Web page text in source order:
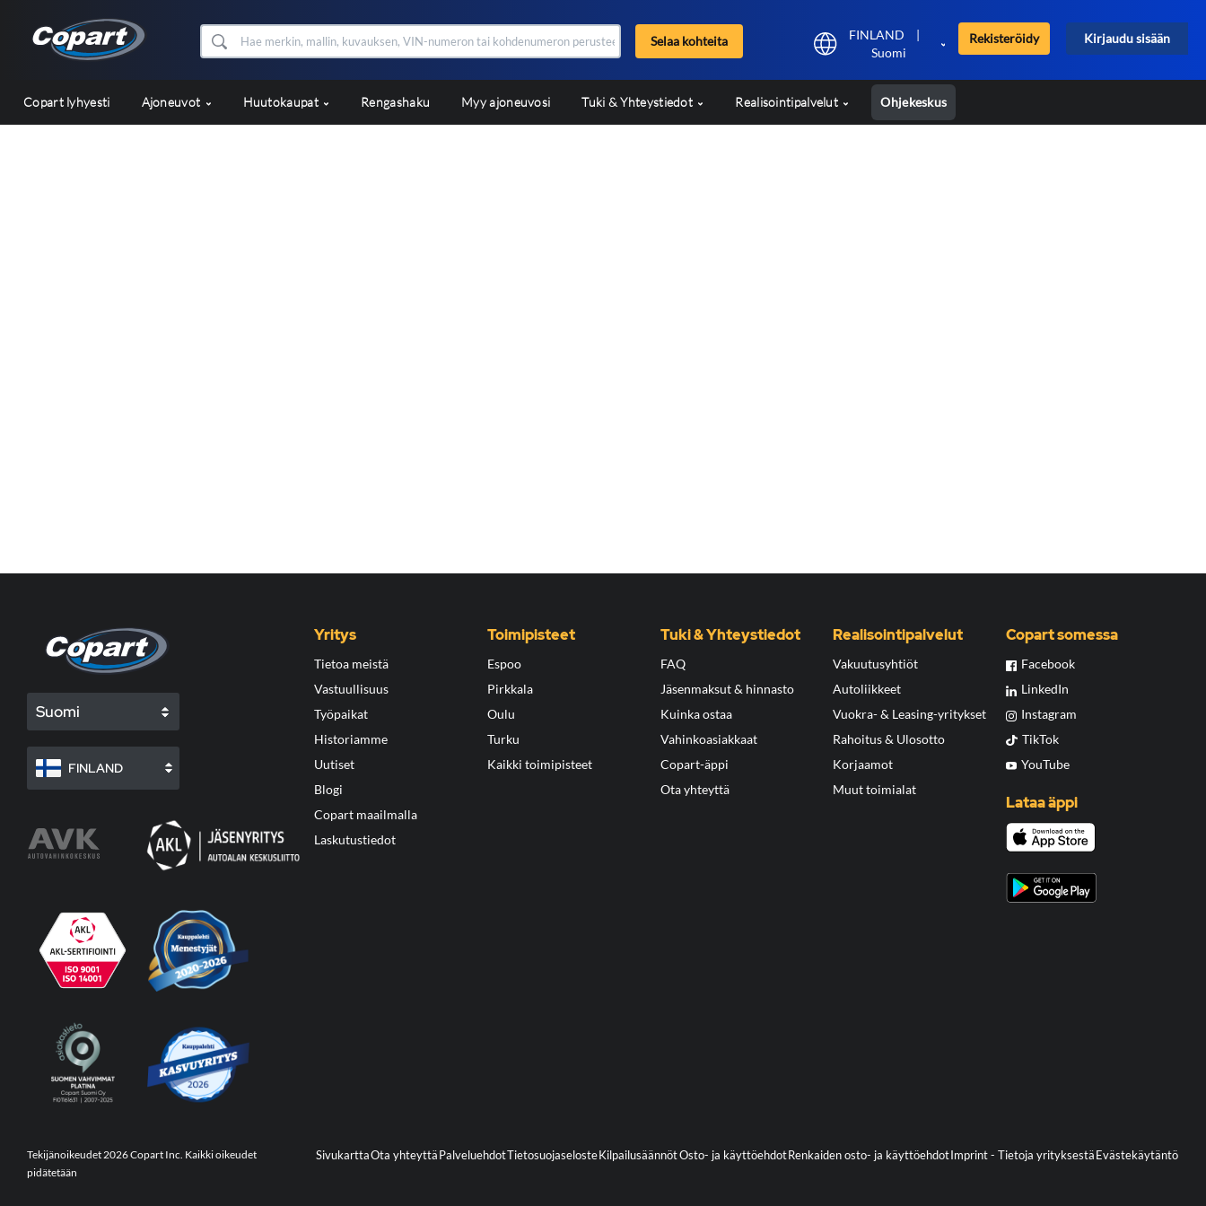
Selaa kohteita FINLAND
|
Suomi
Rekisteröidy Kirjaudu sisään
Copart lyhyesti Ajoneuvot Huutokaupat Rengashaku Myy ajoneuvosi Tuki & Yhteystiedot Realisointipalvelut Ohjekeskus
Suomi
FINLAND
Yritys
Tietoa meistä
Vastuullisuus
Työpaikat
Historiamme
Uutiset
Blogi
Copart maailmalla
Laskutustiedot
Toimipisteet
Espoo
Pirkkala
Oulu
Turku
Kaikki toimipisteet
Tuki & Yhteystiedot
FAQ
Jäsenmaksut & hinnasto
Kuinka ostaa
Vahinkoasiakkaat
Copart-äppi
Ota yhteyttä
Realisointipalvelut
Vakuutusyhtiöt
Autoliikkeet
Vuokra- & Leasing-yritykset
Rahoitus & Ulosotto
Korjaamot
Muut toimialat
Copart somessa
Facebook
LinkedIn
Instagram
TikTok
YouTube
Lataa äppi
Tekijänoikeudet 2026 Copart Inc. Kaikki oikeudet
pidätetään
SivukarttaOta yhteyttäPalveluehdotTietosuojaselosteKilpailusäännötOsto- ja käyttöehdotRenkaiden osto- ja käyttöehdotImprint - Tietoja yrityksestäEvästekäytäntö